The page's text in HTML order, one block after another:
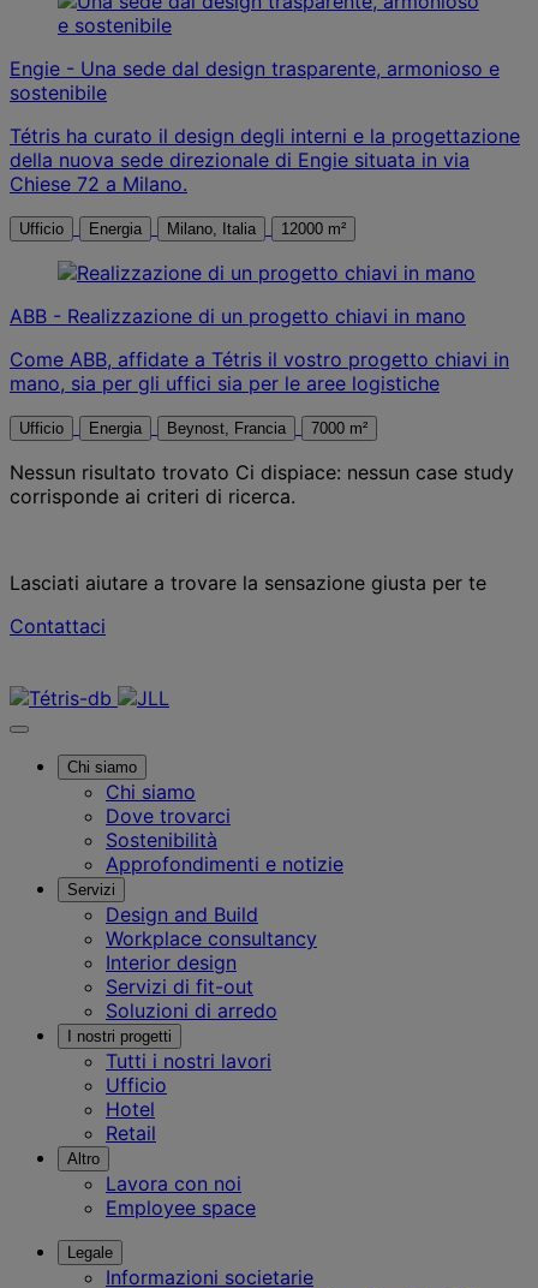
Engie - Una sede dal design trasparente, armonioso e
sostenibile
Tétris ha curato il design degli interni e la progettazione
della nuova sede direzionale di Engie situata in via
Chiese 72 a Milano.
Ufficio Energia Milano, Italia 12000 m²
ABB - Realizzazione di un progetto chiavi in mano
Come ABB, affidate a Tétris il vostro progetto chiavi in
mano, sia per gli uffici sia per le aree logistiche
Ufficio Energia Beynost, Francia 7000 m²
Nessun risultato trovato Ci dispiace: nessun case study
corrisponde ai criteri di ricerca.
Lasciati aiutare a trovare la sensazione giusta per te
Contattaci
Chi siamo
Chi siamo
Dove trovarci
Sostenibilità
Approfondimenti e notizie
Servizi
Design and Build
Workplace consultancy
Interior design
Servizi di fit-out
Soluzioni di arredo
I nostri progetti
Tutti i nostri lavori
Ufficio
Hotel
Retail
Altro
Lavora con noi
Employee space
Legale
Informazioni societarie